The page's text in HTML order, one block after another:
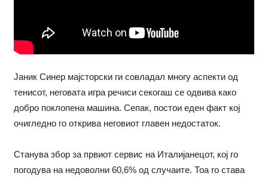
Јаник Синер мајсторски ги совладал многу аспекти од
тенисот, неговата игра речиси секогаш се одвива како
добро поклопена машина. Сепак, постои еден факт кој
очигледно го открива неговиот главен недостаток.
Станува збор за првиот сервис на Италијанецот, кој го
погодува на недоволни 60,6% од случаите. Тоа го става